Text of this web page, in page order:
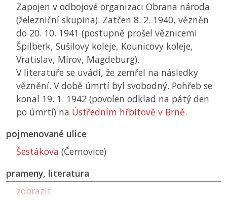
Zapojen v odbojové organizaci Obrana národa
(železniční skupina). Zatčen 8. 2. 1940, vězněn
do 20. 10. 1941 (postupně prošel věznicemi
Špilberk, Sušilovy koleje, Kounicovy koleje,
Vratislav, Mírov, Magdeburg).
V literatuře se uvádí, že zemřel na následky
věznění. V době úmrtí byl svobodný. Pohřeb se
konal 19. 1. 1942 (povolen odklad na pátý den
po úmrtí) na Ústředním hřbitově v Brně.
pojmenované ulice
Šestákova (Černovice)
prameny, literatura
zobrazit